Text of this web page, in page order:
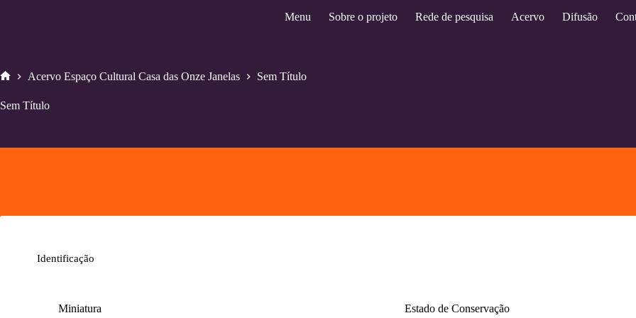
Menu Sobre o projeto Rede de pesquisa Acervo Difusão
Acervo Espaço Cultural Casa das Onze Janelas Sem Título
Sem Título
Identificação
Miniatura Estado de Conservação